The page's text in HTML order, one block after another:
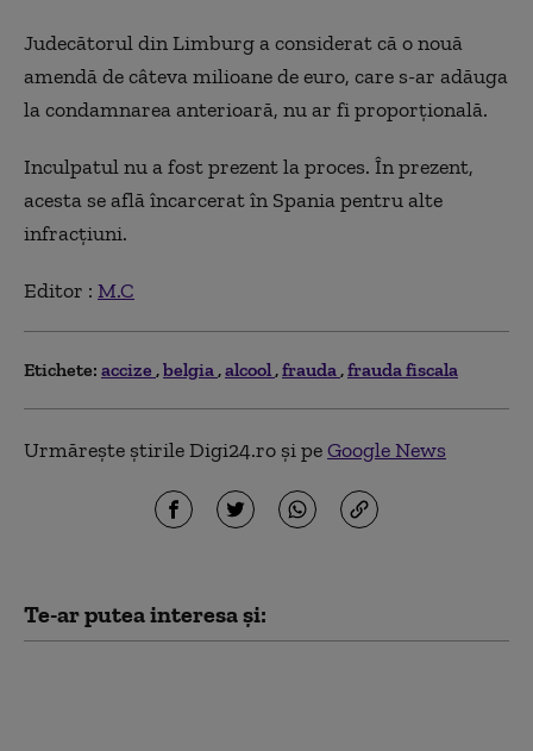
Judecătorul din Limburg a considerat că o nouă
amendă de câteva milioane de euro, care s-ar adăuga
la condamnarea anterioară, nu ar fi proporțională.
Inculpatul nu a fost prezent la proces. În prezent,
acesta se află încarcerat în Spania pentru alte
infracțiuni.
Editor : M.C
Etichete: accize belgia alcool frauda frauda fiscala
Urmărește știrile Digi24.ro și peGoogle News
Te-ar putea interesa și: